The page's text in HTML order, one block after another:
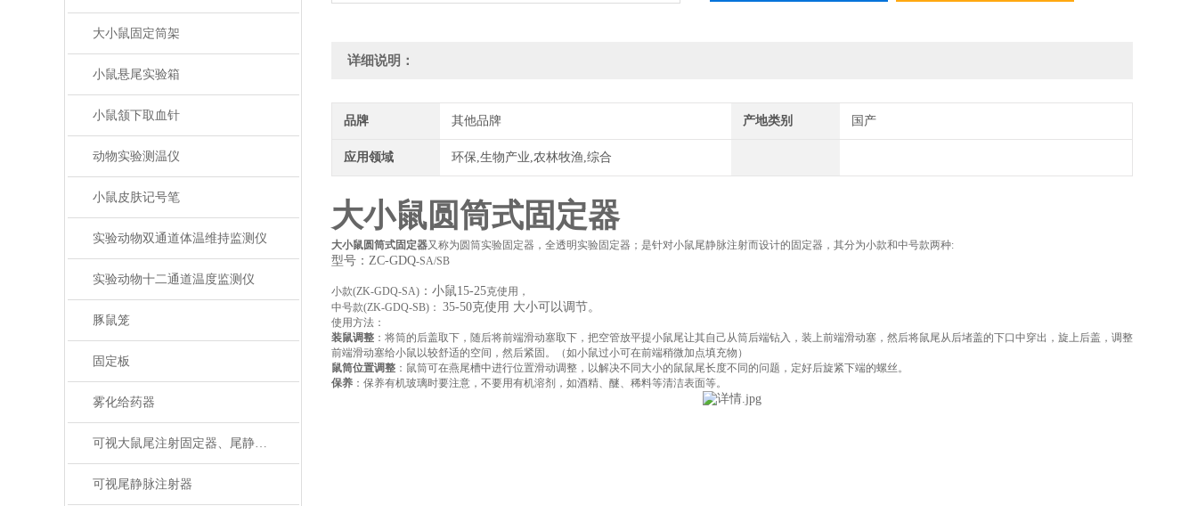
大小鼠固定筒架
小鼠悬尾实验箱
小鼠颔下取血针
动物实验测温仪
小鼠皮肤记号笔
实验动物双通道体温维持监测仪
实验动物十二通道温度监测仪
豚鼠笼
固定板
雾化给药器
可视大鼠尾注射固定器、尾静脉注射
可视尾静脉注射器
详细说明：
品牌 其他品牌 产地类别 国产
应用领域 环保,生物产业,农林牧渔,综合
大小鼠圆筒式固定器
大小鼠圆筒式固定器又称为圆筒实验固定器，全透明实验固定器；是针对小鼠尾静脉注射而设计的固定器，其分为小款和中号款两种:
型号：ZC-GDQ-SA/SB
小款(ZK-GDQ-SA) ：小鼠15-25克使用，
中号款(ZK-GDQ-SB)： 35-50克使用 大小可以调节。
使用方法：
装鼠调整 ：将筒的后盖取下，随后将前端滑动塞取下，把空管放平提小鼠尾让其自己从筒后端钻入，装上前端滑动塞，然后将鼠尾从后堵盖的下口中穿出，旋上后盖，调整
前端滑动塞给小鼠以较舒适的空间，然后紧固。（如小鼠过小可在前端稍微加点填充物）
鼠筒位置调整 ：鼠筒可在燕尾槽中进行位置滑动调整，以解决不同大小的鼠鼠尾长度不同的问题，定好后旋紧下端的螺丝。
保养 ：保养有机玻璃时要注意，不要用有机溶剂，如酒精、醚、稀料等清洁表面等。